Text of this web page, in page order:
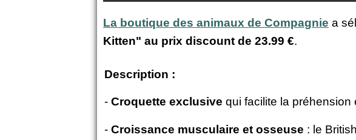
La boutique des animaux de Compagnie a
Kitten" au prix discount de 23.99 €.
Description :
- Croquette exclusive qui facilite la
- Croissance musculaire et osseuse : le